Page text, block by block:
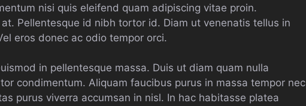
nisi quis eleifend quam adipiscing vitae proin.
Pellentesque id nibh tortor id. Diam ut venenatis tellus in
eros donec ac odio tempor orci.
in pellentesque massa. Duis ut diam quam nulla
condimentum. Aliquam faucibus purus in massa tempor nec
purus viverra accumsan in nisl. In hac habitasse platea